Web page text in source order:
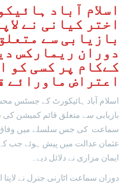
اسلام آباد
اختر کیانی نے
بازیابی سے
دوران ریمارکس
کےکام پر کسی کو
اعتراض ماورائے
اسلام آباد ہائیکورٹ کے جسٹس
بازیابی سے متعلق قائم کمیشن
سماعت کی جس سلسلے میں وفاق
عثمان عدالت میں پیش ہوئے جب
ایمان مزاری نے دلائل دیے۔
دوران سماعت اٹارنی جنرل نے